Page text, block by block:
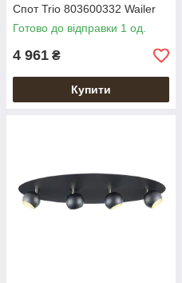
Спот Trio 803600332 Wailer
Готово до відправки 1 од.
4 961 ₴
Купити